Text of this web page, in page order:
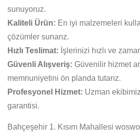
sunuyoruz.
Kaliteli Ürün: En iyi malzemeleri
çözümler sunarız.
Hızlı Teslimat: İşlerinizi hızlı ve
Güvenli Alışveriş: Güvenilir hizmet
memnuniyetini ön planda tutarız.
Profesyonel Hizmet: Uzman
garantisi.
Bahçeşehir 1. Kısım Mahallesi